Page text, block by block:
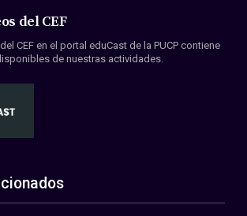
del CEF
CEF en el portal eduCast de la PUCP contiene
de nuestras actividades.